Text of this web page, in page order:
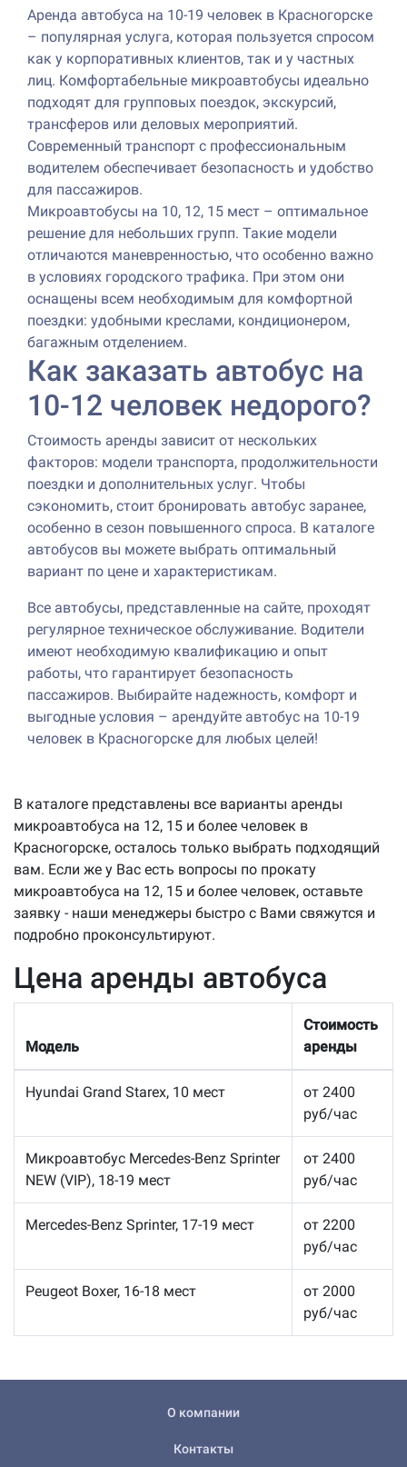
Аренда автобуса на 10-19 человек в Красногорске
– популярная услуга, которая пользуется спросом
как у корпоративных клиентов, так и у частных
лиц. Комфортабельные микроавтобусы идеально
подходят для групповых поездок, экскурсий,
трансферов или деловых мероприятий.
Современный транспорт с профессиональным
водителем обеспечивает безопасность и удобство
для пассажиров.
Микроавтобусы на 10, 12, 15 мест – оптимальное
решение для небольших групп. Такие модели
отличаются маневренностью, что особенно важно
в условиях городского трафика. При этом они
оснащены всем необходимым для комфортной
поездки: удобными креслами, кондиционером,
багажным отделением.
Как заказать автобус на
10-12 человек недорого?
Стоимость аренды зависит от нескольких
факторов: модели транспорта, продолжительности
поездки и дополнительных услуг. Чтобы
сэкономить, стоит бронировать автобус заранее,
особенно в сезон повышенного спроса. В каталоге
автобусов вы можете выбрать оптимальный
вариант по цене и характеристикам.
Все автобусы, представленные на сайте, проходят
регулярное техническое обслуживание. Водители
имеют необходимую квалификацию и опыт
работы, что гарантирует безопасность
пассажиров. Выбирайте надежность, комфорт и
выгодные условия – арендуйте автобус на 10-19
человек в Красногорске для любых целей!
В каталоге представлены все варианты аренды
микроавтобуса на 12, 15 и более человек в
Красногорске, осталось только выбрать подходящий
вам. Если же у Вас есть вопросы по прокату
микроавтобуса на 12, 15 и более человек, оставьте
заявку - наши менеджеры быстро с Вами свяжутся и
подробно проконсультируют.
Цена аренды автобуса
Модель
Стоимость
аренды
Hyundai Grand Starex, 10 мест
от 2400
руб/час
Микроавтобус Mercedes-Benz Sprinter
NEW (VIP), 18-19 мест
от 2400
руб/час
Mercedes-Benz Sprinter, 17-19 мест
от 2200
руб/час
Peugeot Boxer, 16-18 мест
от 2000
руб/час
О компании
Контакты